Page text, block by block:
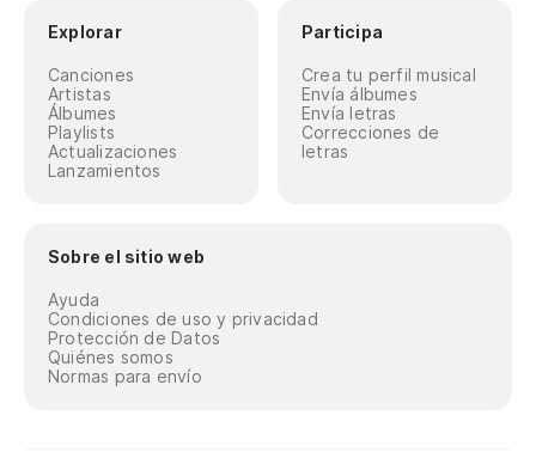
Explorar
Canciones
Artistas
Álbumes
Playlists
Actualizaciones
Lanzamientos
Participa
Crea tu perfil musical
Envía álbumes
Envía letras
Correcciones de
letras
Sobre el sitio web
Ayuda
Condiciones de uso y privacidad
Protección de Datos
Quiénes somos
Normas para envío